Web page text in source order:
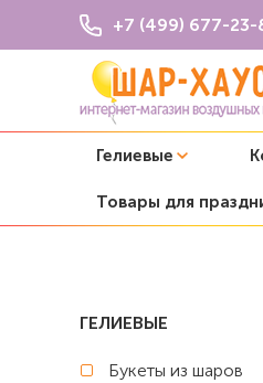
+7 (499) 677-23-
Гелиевые
Товары для
Космос
ГЕЛИЕВЫЕ
Букеты из шаров